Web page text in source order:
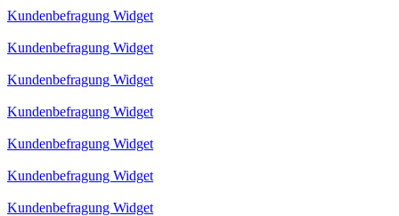
Kundenbefragung Widget
Kundenbefragung Widget
Kundenbefragung Widget
Kundenbefragung Widget
Kundenbefragung Widget
Kundenbefragung Widget
Kundenbefragung Widget